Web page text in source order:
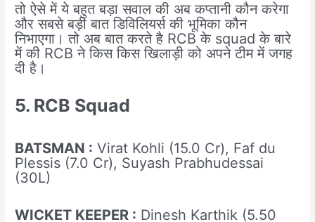
तो ऐसे में ये बहुत बड़ा सवाल की अब कप्तानी कौन करेगा
और सबसे बड़ी बात डिविलियर्स की भूमिका कौन
निभाएगा। तो अब बात करते है RCB के squad के बारे
में की RCB ने किस किस खिलाड़ी को अपने टीम में जगह
दी है।
5. RCB Squad
BATSMAN : Virat Kohli (15.0 Cr), Faf du
Plessis (7.0 Cr), Suyash Prabhudessai
(30L)
WICKET KEEPER : Dinesh Karthik (5.50